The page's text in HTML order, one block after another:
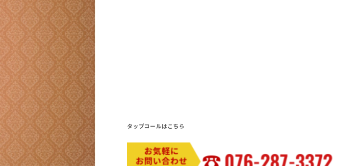
タップコールはこちら